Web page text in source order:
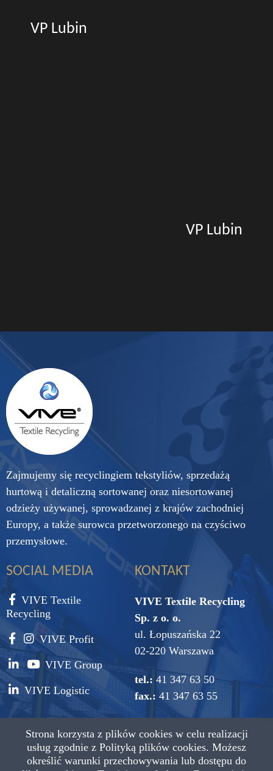
VP Lubin
VP Lubin
Zajmujemy się recyclingiem tekstyliów, sprzedażą
hurtową i detaliczną sortowanej oraz niesortowanej
odzieży używanej, sprowadzanej z krajów zachodniej
Europy, a także surowca przetworzonego na czyściwo
przemysłowe.
SOCIAL MEDIA
VIVE Textile
Recycling
VIVE Profit
VIVE Group
VIVE Logistic
KONTAKT
VIVE Textile Recycling
Sp. z o. o.
ul. Łopuszańska 22
02-220 Warszawa
tel.: 41 347 63 50
fax.: 41 347 63 55
Strona korzysta z plików cookies w celu realizacji
usług zgodnie z Polityką plików cookies. Możesz
określić warunki przechowywania lub dostępu do